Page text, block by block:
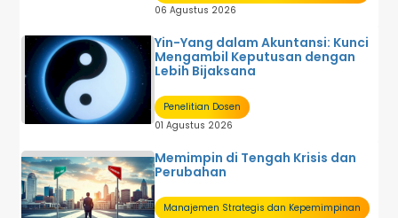
06 Agustus 2026
Yin-Yang dalam Akuntansi: Kunci
Mengambil Keputusan dengan
Lebih Bijaksana
Penelitian Dosen
01 Agustus 2026
Memimpin di Tengah Krisis dan
Perubahan
Manajemen Strategis dan Kepemimpinan